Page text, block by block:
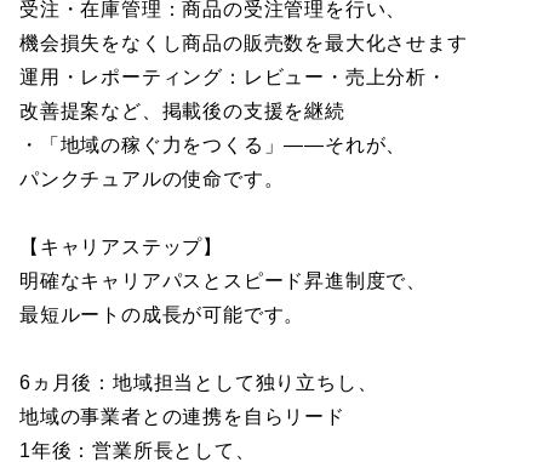
受注・在庫管理：商品の受注管理を行い、
機会損失をなくし商品の販売数を最大化させます
運用・レポーティング：レビュー・売上分析・
改善提案など、掲載後の支援を継続
・「地域の稼ぐ力をつくる」――それが、
パンクチュアルの使命です。
【キャリアステップ】
明確なキャリアパスとスピード昇進制度で、
最短ルートの成長が可能です。
6ヵ月後：地域担当として独り立ちし、
地域の事業者との連携を自らリード
1年後：営業所長として、